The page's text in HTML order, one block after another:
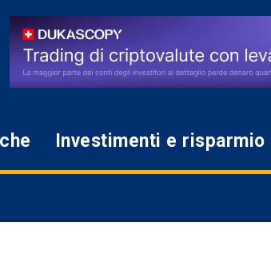
Investimenti e risparmio